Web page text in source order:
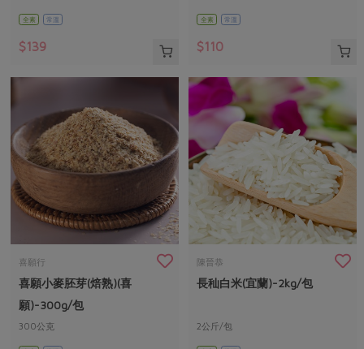
調味醬料/南北貨 烘焙
居家好物
美妝保養 個人清潔
家庭清潔
日用品 圖書禮品
最新產品
醬料
湯品．鍋物
飲品
主題食譜
異國料理
年菜食譜
節慶大餐
更多當季產品
主婦聯盟X樂齡網特約優惠案
30%rPET紅烏龍茶
2024農業發展計畫年度報告
更多議題活動
把最好的台灣味帶回家！
減硝酸鹽
減塑減廢
公益金 食農教育
更多議題
生活者e週報
綠主張月刊
檢驗報告
硝酸鹽檢驗
社員權益
合作社法規
社務專區
選舉專區
媒體報導
下載專區
全素 常溫
$139
全素 常溫
$110
喜願行
喜願小麥胚芽(焙熟)(喜
願)-300g/包
300公克
陳晉恭
長秈白米(宜蘭)-2kg/包
2公斤/包